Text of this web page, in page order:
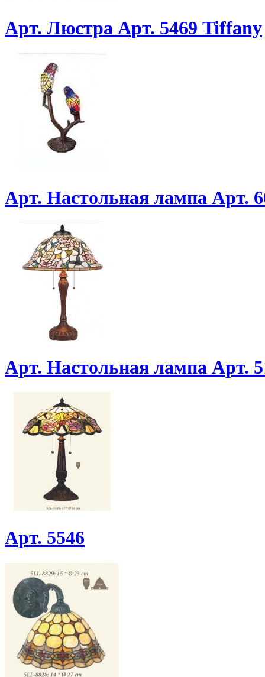
Арт. Люстра Арт. 5469 Tiffany
Арт. Настольная лампа Арт.
Арт. Настольная лампа Арт.
Арт. 5546